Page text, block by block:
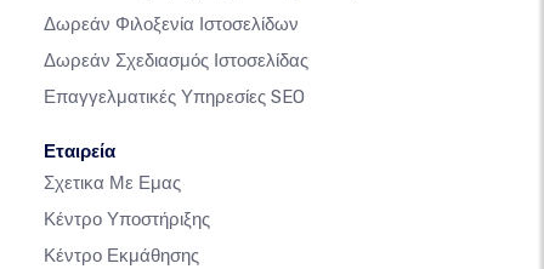
Δωρεάν Φιλοξενία Ιστοσελίδων
Δωρεάν Σχεδιασμός Ιστοσελίδας
Επαγγελματικές Υπηρεσίες SEO
Εταιρεία
Σχετικα Με Εμας
Κέντρο Υποστήριξης
Κέντρο Εκμάθησης